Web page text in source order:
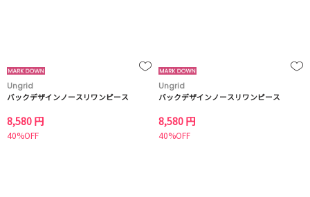
Ungrid
バックデザインノースリワンピース
8,580 円
40%OFF
Ungrid
バックデザインノースリワンピース
8,580 円
40%OFF